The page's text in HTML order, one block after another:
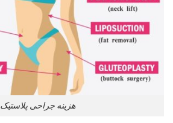
هزینه جراحی پلاستیک